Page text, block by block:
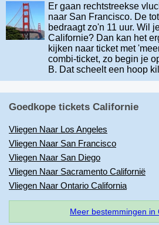
Er gaan rechtstreekse
naar San Francisco. De
bedraagt zo'n 11 uur. Wil
Californie? Dan kan het
kijken naar ticket met
combi-ticket, zo begin je
B. Dat scheelt een hoop
Goedkope tickets Californie
Vliegen Naar Los Angeles
Vliegen Naar San Francisco
Vliegen Naar San Diego
Vliegen Naar Sacramento Californië
Vliegen Naar Ontario California
Meer bestemmingen in
Voorwaarden